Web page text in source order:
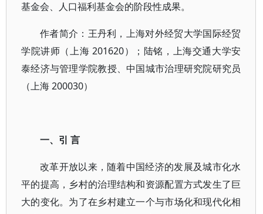
基金会、人口福利基金会的阶段性成果。
作者简介：王丹利，上海对外经贸大学国际经贸
学院讲师（上海 201620）；陆铭，上海交通大学安
泰经济与管理学院教授、中国城市治理研究院研究员
（上海 200030）
一、引 言
改革开放以来，随着中国经济的发展及城市化水
平的提高，乡村的治理结构和资源配置方式发生了巨
大的变化。为了在乡村建立一个与市场化和现代化相